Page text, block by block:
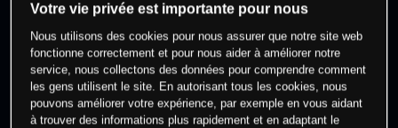
cet actif
Commencez à trader
Votre vie privée est importante pour nous
Nous utilisons des cookies pour nous assurer que notre site web
fonctionne correctement et pour nous aider à améliorer notre
service, nous collectons des données pour comprendre comment
les gens utilisent le site. En autorisant tous les cookies, nous
pouvons améliorer votre expérience, par exemple en vous aidant
à trouver des informations plus rapidement et en adaptant le